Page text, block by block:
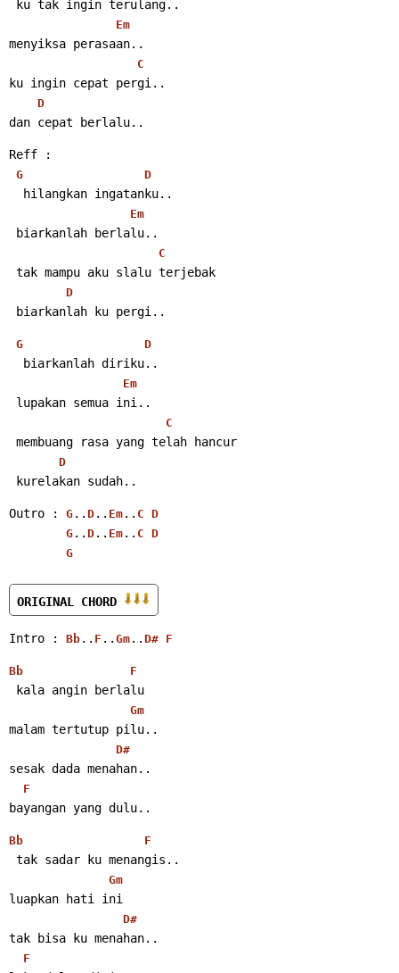
ku tak ingin terulang..
Em
menyiksa perasaan..
C
ku ingin cepat pergi..
D
dan cepat berlalu..
Reff :
G D
  hilangkan ingatanku..
Em
biarkanlah berlalu..
C
tak mampu aku slalu terjebak
D
biarkanlah ku pergi..
G D
  biarkanlah diriku..
Em
lupakan semua ini..
C
membuang rasa yang telah hancur
D
kurelakan sudah..
Outro : G .. D .. Em .. C D
G .. D .. Em .. C D
G
ORIGINAL CHORD
Intro : Bb .. F .. Gm .. D# F
Bb F
kala angin berlalu
Gm
malam tertutup pilu..
D#
sesak dada menahan..
F
bayangan yang dulu..
Bb F
tak sadar ku menangis..
Gm
luapkan hati ini
D#
tak bisa ku menahan..
F